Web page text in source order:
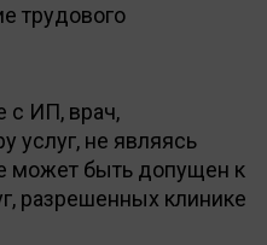
трудового
с ИП, врач,
услуг, не являясь
может быть допущен к
разрешенных клинике